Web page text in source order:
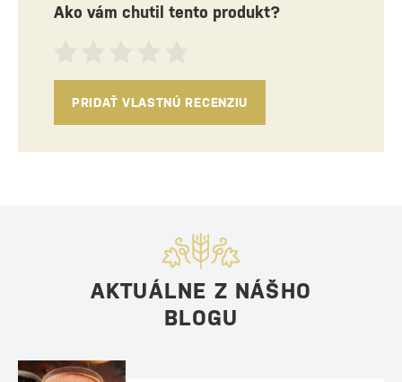
Ako vám chutil tento produkt?
PRIDAŤ VLASTNÚ RECENZIU
AKTUÁLNE Z NÁŠHO
BLOGU